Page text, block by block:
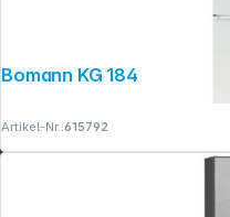
Bomann KG 184.1 weiß
Artikel-Nr.:615792